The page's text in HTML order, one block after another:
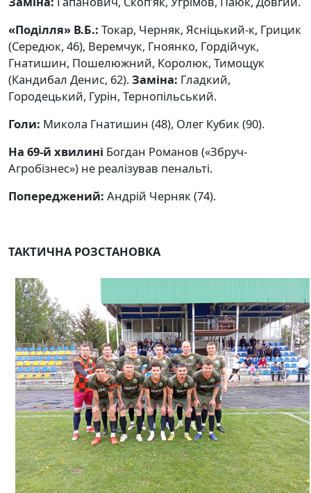
«Поділля» В.Б.: Токар, Черняк, Ясніцький-к, Грицик
(Середюк, 46), Веремчук, Гноянко, Гордійчук,
Гнатишин, Пошелюжний, Королюк, Тимощук
(Кандибал Денис, 62).Заміна: Гладкий,
Городецький, Гурін, Тернопільський.
Голи: Микола Гнатишин (48), Олег Кубик (90).
На 69-й хвилині Богдан Романов («Збруч-
Агробізнес») не реалізував пенальті.
Попереджений: Андрій Черняк (74).
ТАКТИЧНА РОЗСТАНОВКА